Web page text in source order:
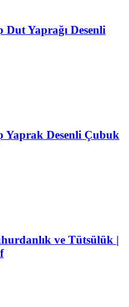
Dut Yaprağı Desenli
Yaprak Desenli Çubuk
ve Tütsülük |